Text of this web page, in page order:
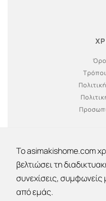
To asimakishome.com
βελτιώσει τη
συνεχίσεις,
από εμάς.